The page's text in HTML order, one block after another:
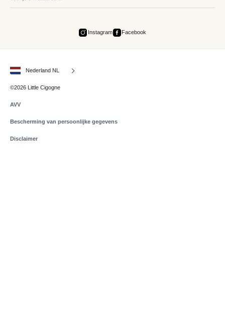
Instagram Facebook
Nederland NL
©2026 Little Cigogne
AVV
Bescherming van persoonlijke gegevens
Disclaimer